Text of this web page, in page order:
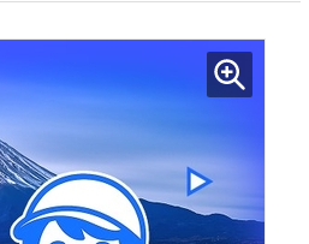
크'…“내년 중순께 유출 사고 전 수준
회복”
우유 감산 협상 8월 말로 연장…산정
기준 놓고 '평행선'
네이버, 2분기 매출 3조3888억원…
분기 기준 역대 최대